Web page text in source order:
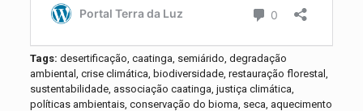
Tags: desertificação, caatinga, semiárido, degradação
ambiental, crise climática, biodiversidade, restauração florestal,
sustentabilidade, associação caatinga, justiça climática,
políticas ambientais, conservação do bioma, seca, aquecimento